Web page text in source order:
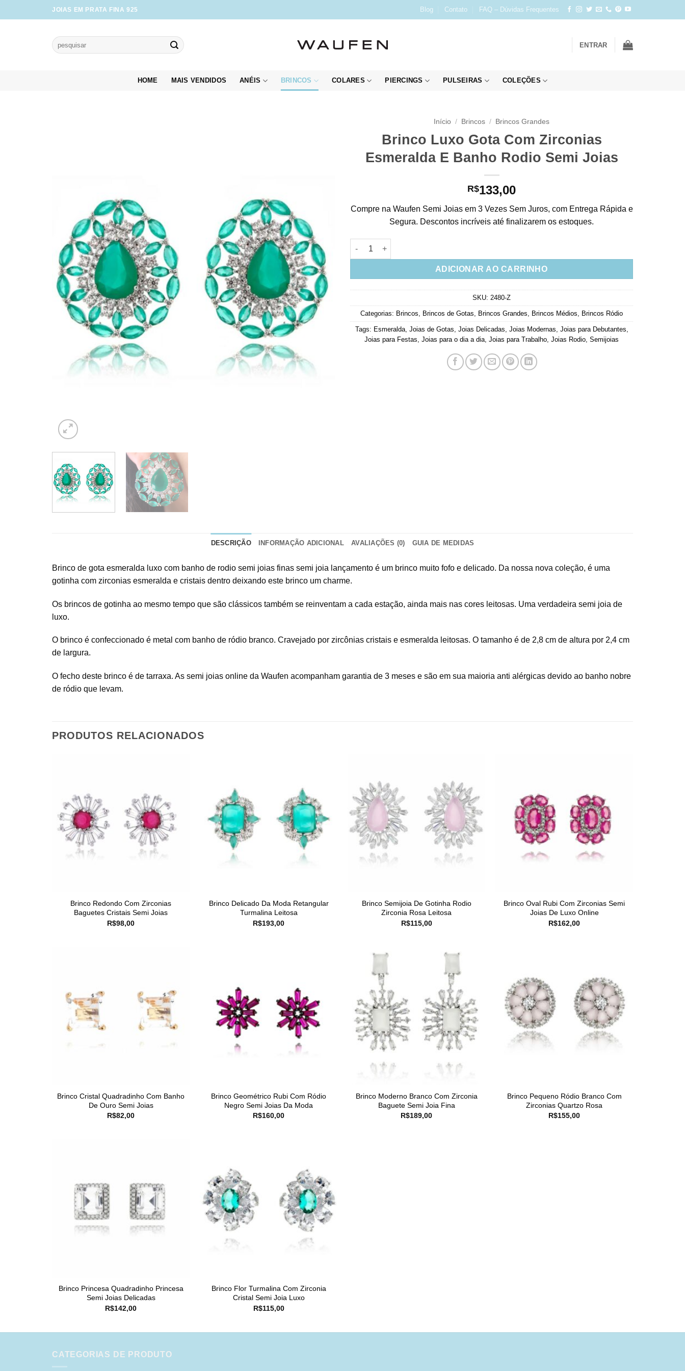
to
JOIAS EM PRATA FINA 925 Blog Contato FAQ – Dúvidas Frequentes
Pesquisar
por:
ENTRAR
HOME MAIS VENDIDOS ANÉIS BRINCOS COLARES PIERCINGS PULSEIRAS COLEÇÕES
Início / Brincos / Brincos Grandes
Brinco Luxo Gota Com Zirconias
Esmeralda E Banho Rodio Semi Joias
R$133,00
Compre na Waufen Semi Joias em 3 Vezes Sem Juros, com Entrega Rápida e
Segura. Descontos incríveis até finalizarem os estoques.
Brinco Luxo Gota Com Zirconias Esmeralda E Banho Rodio Semi Joias quantidade
ADICIONAR AO CARRINHO
SKU: 2480-Z
Categorias: Brincos Brincos de Gotas Brincos Grandes Brincos Médios Brincos Ródio
Tags: Esmeralda, Joias de Gotas Joias Delicadas Joias Modernas Joias para Debutantes
Joias para Festas Joias para o dia a dia Joias para Trabalho Joias Rodio Semijoias
DESCRIÇÃO INFORMAÇÃO ADICIONAL AVALIAÇÕES (0) GUIA DE MEDIDAS
Brinco de gota esmeralda luxo com banho de rodio semi joias finas semi joia lançamento é um brinco muito fofo e delicado. Da nossa nova coleção, é uma
gotinha com zirconias esmeralda e cristais dentro deixando este brinco um charme.
Os brincos de gotinha ao mesmo tempo que são clássicos também se reinventam a cada estação, ainda mais nas cores leitosas. Uma verdadeira semi joia de
luxo.
O brinco é confeccionado é metal com banho de ródio branco. Cravejado por zircônias cristais e esmeralda leitosas. O tamanho é de 2,8 cm de altura por 2,4 cm
de largura.
O fecho deste brinco é de tarraxa. As semi joias online da Waufen acompanham garantia de 3 meses e são em sua maioria anti alérgicas devido ao banho nobre
de ródio que levam.
PRODUTOS RELACIONADOS
Brinco Redondo Com Zirconias
Baguetes Cristais Semi Joias
R$98,00
Brinco Delicado Da Moda Retangular
Turmalina Leitosa
R$193,00
Brinco Semijoia De Gotinha Rodio
Zirconia Rosa Leitosa
R$115,00
Brinco Oval Rubi Com Zirconias Semi
Joias De Luxo Online
R$162,00
Brinco Cristal Quadradinho Com Banho
De Ouro Semi Joias
R$82,00
Brinco Geométrico Rubi Com Ródio
Negro Semi Joias Da Moda
R$160,00
Brinco Moderno Branco Com Zirconia
Baguete Semi Joia Fina
R$189,00
Brinco Pequeno Ródio Branco Com
Zirconias Quartzo Rosa
R$155,00
Brinco Princesa Quadradinho Princesa
Semi Joias Delicadas
R$142,00
Brinco Flor Turmalina Com Zirconia
Cristal Semi Joia Luxo
R$115,00
CATEGORIAS DE PRODUTO